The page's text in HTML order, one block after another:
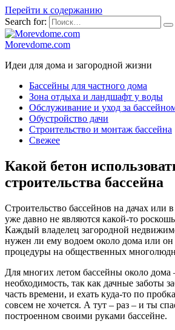
Перейти к содержанию
Search for:
Morevdome.com
Идеи для дома и загородной жизни
Бассейны для частного дома
Зона отдыха и ландшафт у воды
Обслуживание и уход за
Обустройство дачи
Строительство и монтаж бассейна
Свежее
Какой бетон
строительства бассейна
Строительство бассейнов на дачах или
уже давно не являются какой-то
Каждый владелец загородной
нужен ли ему водоем около дома или
процедуры на общественных
Для многих летом бассейны около дома
необходимость, так как дачные заботы
часть времени, и ехать куда-то по
совсем не хочется. А тут – раз – и ты
построенном своими руками бассейне.